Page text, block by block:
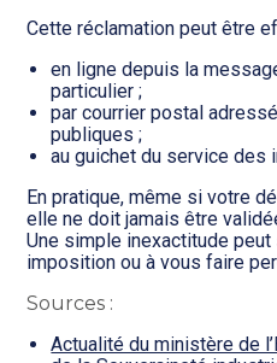
Cette réclamation peut être
en ligne depuis la
particulier ;
par courrier postal
publiques ;
au guichet du service des
En pratique, même si votre
elle ne doit jamais être
Une simple inexactitude
imposition ou à vous faire
Sources :
Actualité du ministère de